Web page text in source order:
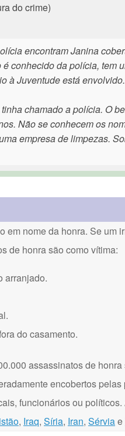
do crime)
encontram Janina
conhecido da polícia,
à Juventude está envolvido.
chamado a polícia. O
Não se conhecem os
empresa de limpezas.
nome da honra. Se
de honra são como vítima:
arranjado.
do casamento.
assassinatos de
encobertos
funcionários ou
, Iraq, Síria, Iran, Sérviae